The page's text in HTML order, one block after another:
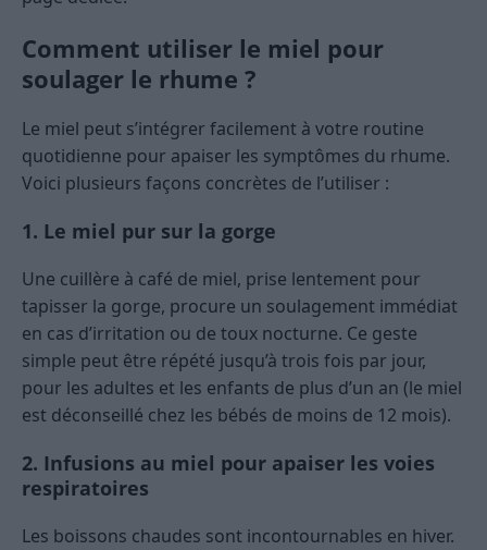
Comment utiliser le miel pour
soulager le rhume ?
Le miel peut s’intégrer facilement à votre routine
quotidienne pour apaiser les symptômes du rhume.
Voici plusieurs façons concrètes de l’utiliser :
1. Le miel pur sur la gorge
Une cuillère à café de miel, prise lentement pour
tapisser la gorge, procure un soulagement immédiat
en cas d’irritation ou de toux nocturne. Ce geste
simple peut être répété jusqu’à trois fois par jour,
pour les adultes et les enfants de plus d’un an (le miel
est déconseillé chez les bébés de moins de 12 mois).
2. Infusions au miel pour apaiser les voies
respiratoires
Les boissons chaudes sont incontournables en hiver.